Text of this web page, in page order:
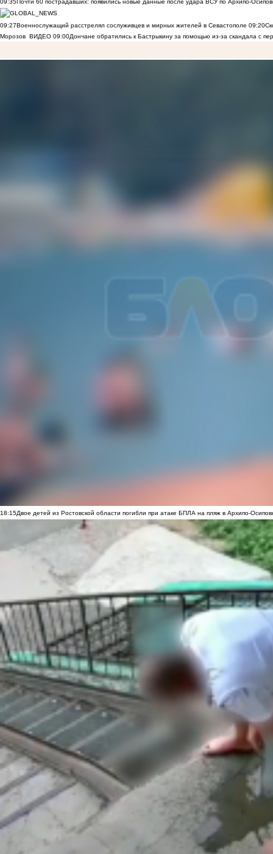
09:35 Почти 60 пострадавших: появились новые данные после удара ВСУ по Архипо-
09:27Военнослужащий расстрелял сослуживцев и мирных жителей в Севастополе 09:20
Морозов ВИДЕО 09:00Дончане обратились к Бастрыкину за помощью из-за скандала с
18:15Двое детей из Ростовской области погибли при атаке БПЛА на пляж в Архипо-